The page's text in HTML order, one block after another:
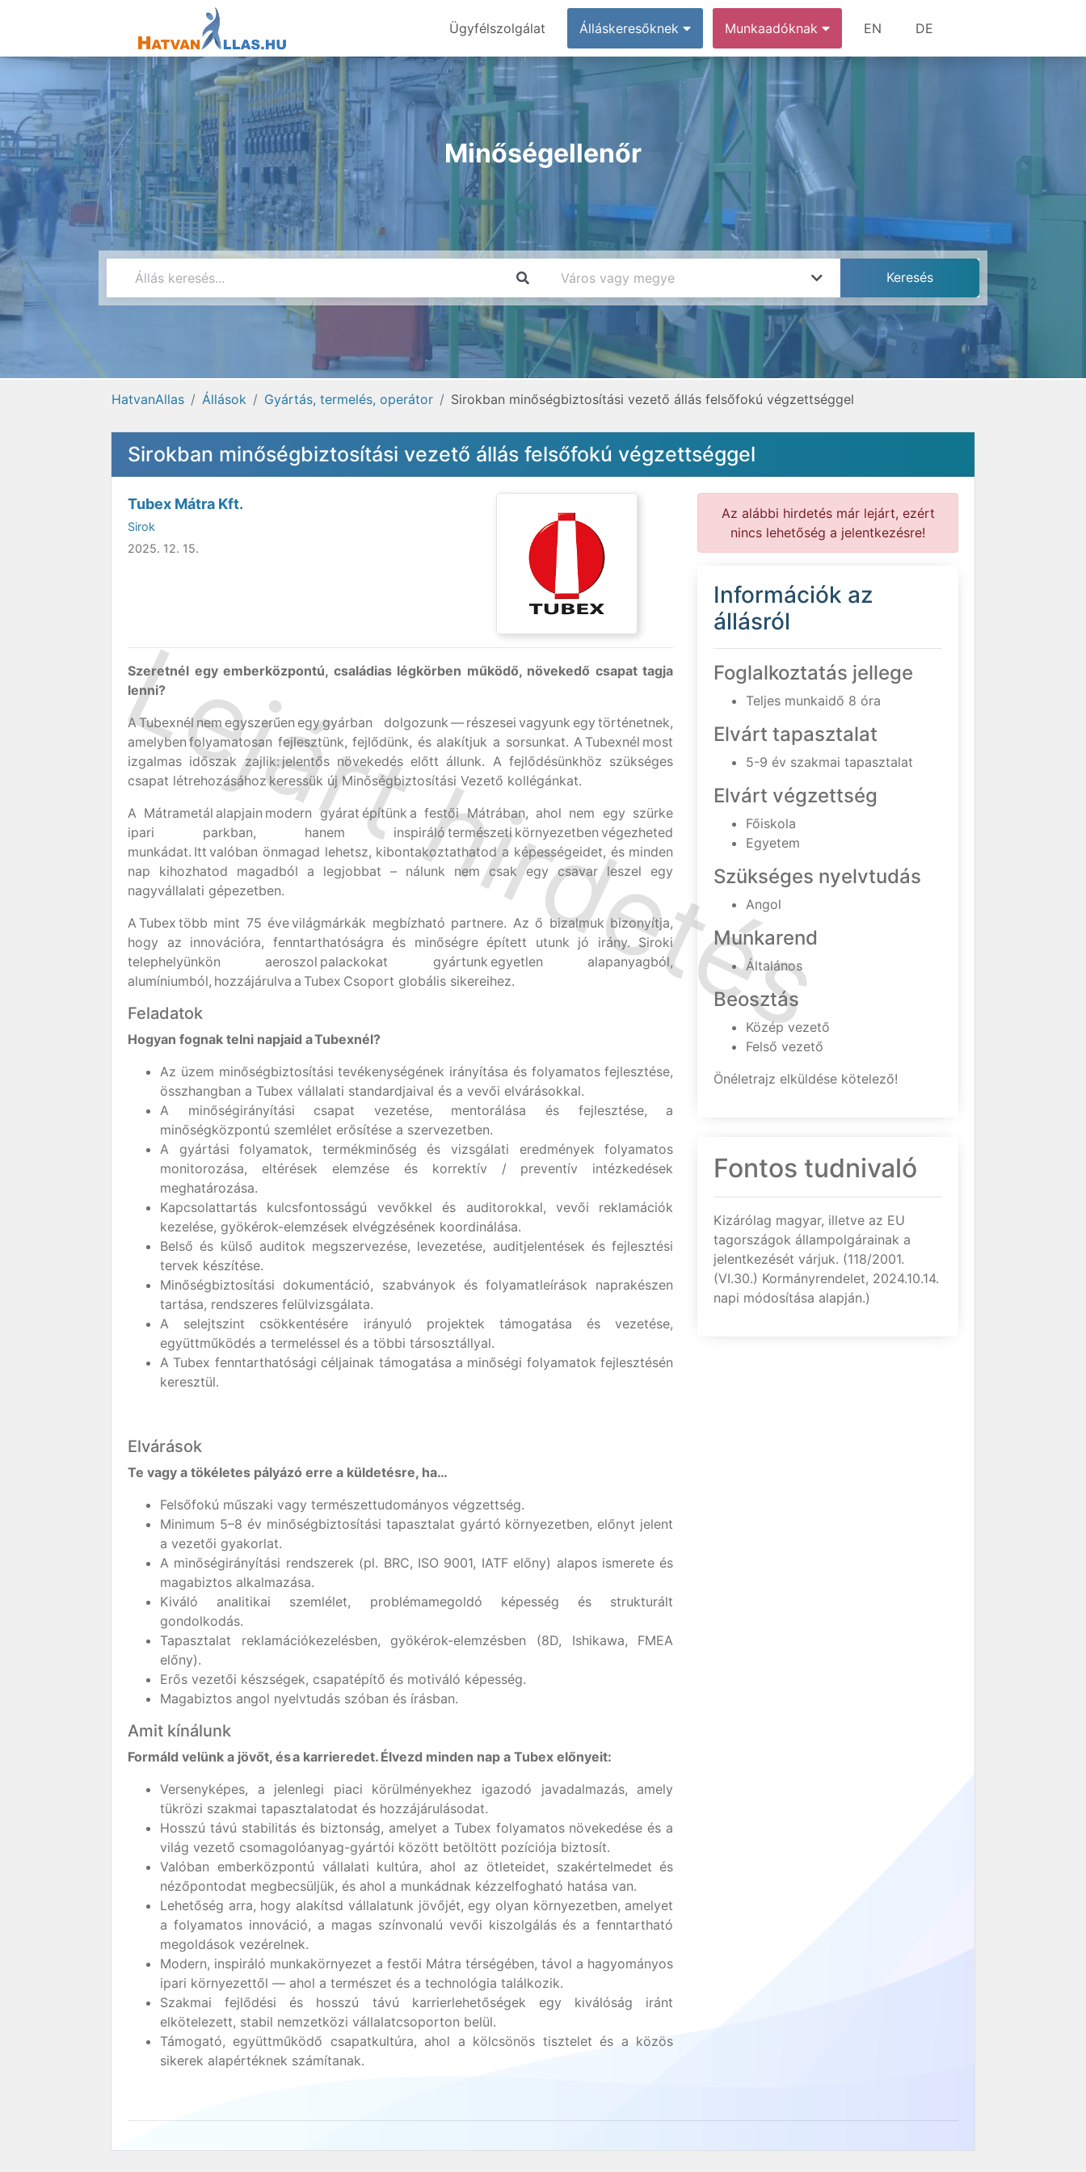
Ügyfélszolgálat Álláskeresőknek Munkaadóknak EN DE
Minőségellenőr
HatvanAllas Állások Gyártás, termelés, operátor Sirokban minőségbiztosítási vezető állás felsőfokú végzettséggel
Sirokban minőségbiztosítási vezető állás felsőfokú végzettséggel
Tubex Mátra Kft.
Sirok
2025. 12. 15.
Szeretnél egy emberközpontú, családias légkörben működő, növekedő csapat tagja
lenni?
A Tubexnél nem egyszerűen egy gyárban dolgozunk — részesei vagyunk egy történetnek,
amelyben folyamatosan fejlesztünk, fejlődünk, és alakítjuk a sorsunkat. A Tubexnél most
izgalmas időszak zajlik: jelentős növekedés előtt állunk. A fejlődésünkhöz szükséges
csapat létrehozásához keressük új Minőségbiztosítási Vezető kollégánkat.
A Mátrametál alapjain modern gyárat építünk a festői Mátrában, ahol nem egy szürke
ipari parkban, hanem inspiráló természeti környezetben végezheted
munkádat. Itt valóban önmagad lehetsz, kibontakoztathatod a képességeidet, és minden
nap kihozhatod magadból a legjobbat – nálunk nem csak egy csavar leszel egy
nagyvállalati gépezetben.
A Tubex több mint 75 éve világmárkák megbízható partnere. Az ő bizalmuk bizonyítja,
hogy az innovációra, fenntarthatóságra és minőségre épített utunk jó irány. Siroki
telephelyünkön aeroszol palackokat gyártunk egyetlen alapanyagból,
alumíniumból, hozzájárulva a Tubex Csoport globális sikereihez.
Feladatok
Hogyan fognak telni napjaid a Tubexnél?
Az üzem minőségbiztosítási tevékenységének irányítása és folyamatos fejlesztése,
összhangban a Tubex vállalati standardjaival és a vevői elvárásokkal.
A minőségirányítási csapat vezetése, mentorálása és fejlesztése, a
minőségközpontú szemlélet erősítése a szervezetben.
A gyártási folyamatok, termékminőség és vizsgálati eredmények folyamatos
monitorozása, eltérések elemzése és korrektív / preventív intézkedések
meghatározása.
Kapcsolattartás kulcsfontosságú vevőkkel és auditorokkal, vevői reklamációk
kezelése, gyökérok-elemzések elvégzésének koordinálása.
Belső és külső auditok megszervezése, levezetése, auditjelentések és fejlesztési
tervek készítése.
Minőségbiztosítási dokumentáció, szabványok és folyamatleírások naprakészen
tartása, rendszeres felülvizsgálata.
A selejtszint csökkentésére irányuló projektek támogatása és vezetése,
együttműködés a termeléssel és a többi társosztállyal.
A Tubex fenntarthatósági céljainak támogatása a minőségi folyamatok fejlesztésén
keresztül.
Elvárások
Te vagy a tökéletes pályázó erre a küldetésre, ha…
Felsőfokú műszaki vagy természettudományos végzettség.
Minimum 5–8 év minőségbiztosítási tapasztalat gyártó környezetben, előnyt jelent
a vezetői gyakorlat.
A minőségirányítási rendszerek (pl. BRC, ISO 9001, IATF előny) alapos ismerete és
magabiztos alkalmazása.
Kiváló analitikai szemlélet, problémamegoldó képesség és strukturált
gondolkodás.
Tapasztalat reklamációkezelésben, gyökérok-elemzésben (8D, Ishikawa, FMEA
előny).
Erős vezetői készségek, csapatépítő és motiváló képesség.
Magabiztos angol nyelvtudás szóban és írásban.
Amit kínálunk
Formáld velünk a jövőt, és a karrieredet. Élvezd minden nap a Tubex előnyeit:
Versenyképes, a jelenlegi piaci körülményekhez igazodó javadalmazás, amely
tükrözi szakmai tapasztalatodat és hozzájárulásodat.
Hosszú távú stabilitás és biztonság, amelyet a Tubex folyamatos növekedése és a
világ vezető csomagolóanyag-gyártói között betöltött pozíciója biztosít.
Valóban emberközpontú vállalati kultúra, ahol az ötleteidet, szakértelmedet és
nézőpontodat megbecsüljük, és ahol a munkádnak kézzelfogható hatása van.
Lehetőség arra, hogy alakítsd vállalatunk jövőjét, egy olyan környezetben, amelyet
a folyamatos innováció, a magas színvonalú vevői kiszolgálás és a fenntartható
megoldások vezérelnek.
Modern, inspiráló munkakörnyezet a festői Mátra térségében, távol a hagyományos
ipari környezettől — ahol a természet és a technológia találkozik.
Szakmai fejlődési és hosszú távú karrierlehetőségek egy kiválóság iránt
elkötelezett, stabil nemzetközi vállalatcsoporton belül.
Támogató, együttműködő csapatkultúra, ahol a kölcsönös tisztelet és a közös
sikerek alapértéknek számítanak.
Az alábbi hirdetés már lejárt, ezért
nincs lehetőség a jelentkezésre!
Információk az
állásról
Foglalkoztatás jellege
Teljes munkaidő 8 óra
Elvárt tapasztalat
5-9 év szakmai tapasztalat
Elvárt végzettség
Főiskola
Egyetem
Szükséges nyelvtudás
Angol
Munkarend
Általános
Beosztás
Közép vezető
Felső vezető
Önéletrajz elküldése kötelező!
Fontos tudnivaló
Kizárólag magyar, illetve az EU
tagországok állampolgárainak a
jelentkezését várjuk. (118/2001.
(VI.30.) Kormányrendelet, 2024.10.14.
napi módosítása alapján.)